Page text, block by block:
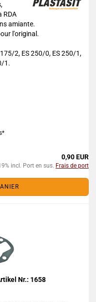
RDA
amiante.
l'original.
2, ES 250/0, ES 250/1,
1.
0,90 EUR
incl. Port en sus. Frais de port
Nr.: 1658